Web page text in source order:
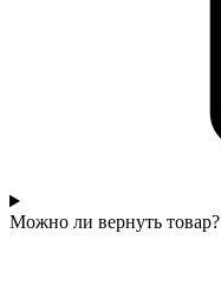
Можно ли вернуть товар?